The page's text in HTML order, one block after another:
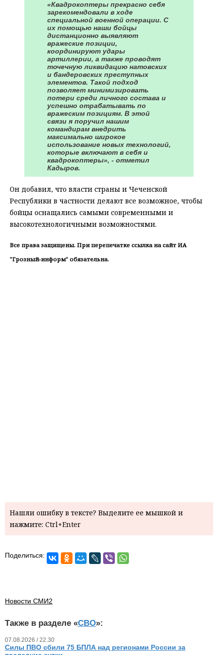
«Квадрокоптеры прекрасно себя
зарекомендовали в ходе
специальной военной операции. С
их помощью наши бойцы
дистанционно выявляют
вражеские позиции,
координируют удары
артиллерии, а также проводят
точечную ликвидацию натовских
и бандеровских преступных
элементов. Такой подход
позволяет минимизировать
потери среди личного состава и
успешно отрабатывать по
вражеским позициям. В этой
связи я поручил нашим
командирам внедрить
максимально широкое
использование новых технологий,
которые включают в себя и
квадрокоптеры», - отметил
Кадыров.
Он добавил, что власти страны и Чеченской
Республики в частности делают все возможное, чтобы
бойцы оснащались самыми современными и
высокотехнологичными возможностями.
Все права защищены. При перепечатке ссылка на сайт ИА
"Грозный-информ" обязательна.
Нашли ошибку в тексте? Выделите ее мышкой и
нажмите: Ctrl+Enter
Поделиться:
Новости СМИ2
Также в разделе «СВО»:
07.08.2026 / 22.30
Силы ПВО сбили 75 БПЛА над регионами России за